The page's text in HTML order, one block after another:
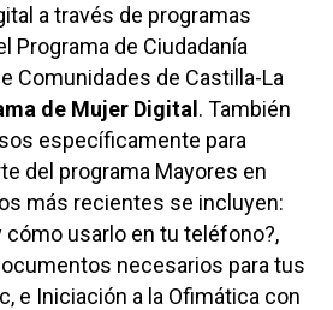
a través de programas
Programa de Ciudadanía
Comunidades de Castilla-La
de Mujer Digital. También
específicamente para
del programa Mayores en
más recientes se incluyen:
cómo usarlo en tu teléfono?,
necesarios para tus
e Iniciación a la Ofimática con